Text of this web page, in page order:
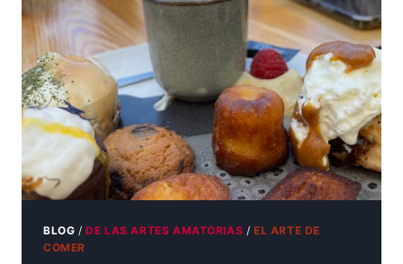
BLOG /DE LAS ARTES AMATORIAS /EL ARTE DE
COMER